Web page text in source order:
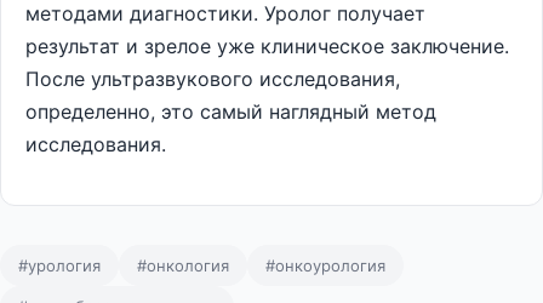
методами диагностики. Уролог получает
результат и зрелое уже клиническое заключение.
После ультразвукового исследования,
определенно, это самый наглядный метод
исследования.
#урология #онкология #онкоурология